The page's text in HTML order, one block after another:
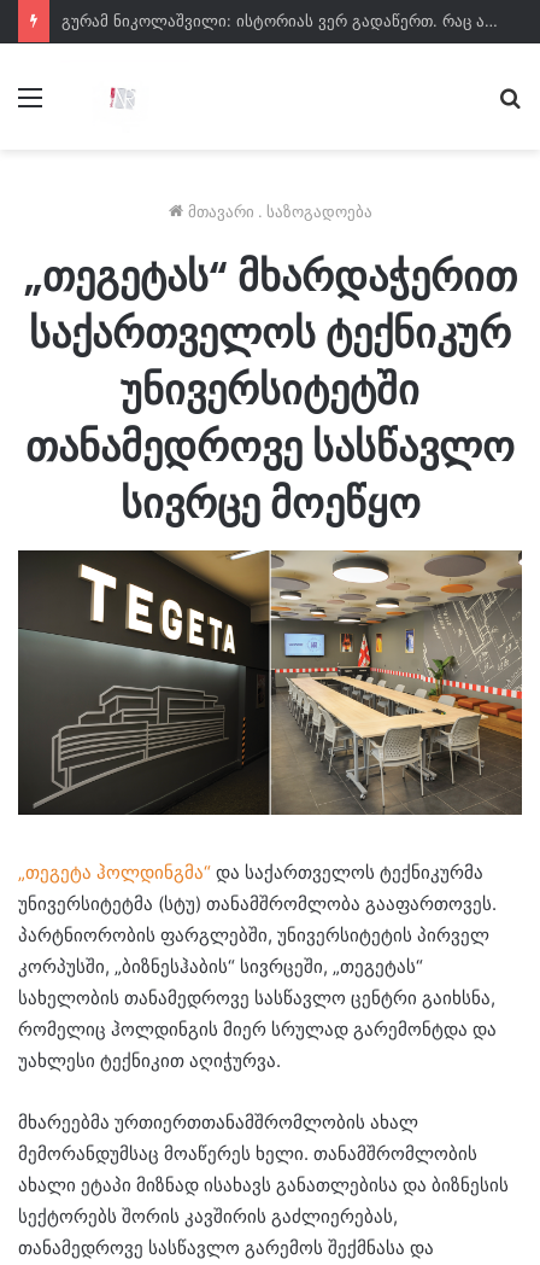
მენიუ
მთავარი . საზოგადოება
„თეგეტას“ მხარდაჭერით
საქართველოს ტექნიკურ
უნივერსიტეტში
თანამედროვე სასწავლო
სივრცე მოეწყო
„თეგეტა ჰოლდინგმა“ და საქართველოს ტექნიკურმა
უნივერსიტეტმა (სტუ) თანამშრომლობა გააფართოვეს.
პარტნიორობის ფარგლებში, უნივერსიტეტის პირველ
კორპუსში, „ბიზნესჰაბის“ სივრცეში, „თეგეტას“
სახელობის თანამედროვე სასწავლო ცენტრი გაიხსნა,
რომელიც ჰოლდინგის მიერ სრულად გარემონტდა და
უახლესი ტექნიკით აღიჭურვა.
მხარეებმა ურთიერთთანამშრომლობის ახალ
მემორანდუმსაც მოაწერეს ხელი. თანამშრომლობის
ახალი ეტაპი მიზნად ისახავს განათლებისა და ბიზნესის
სექტორებს შორის კავშირის გაძლიერებას,
თანამედროვე სასწავლო გარემოს შექმნასა და